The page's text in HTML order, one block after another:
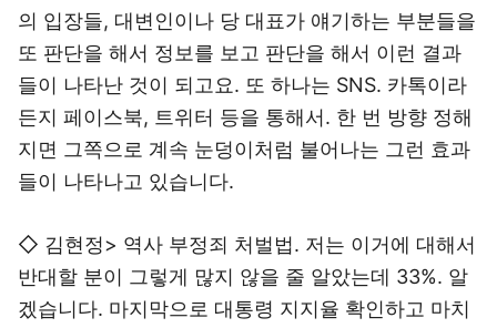
의 입장들, 대변인이나 당 대표가 얘기하는 부분들을
또 판단을 해서 정보를 보고 판단을 해서 이런 결과
들이 나타난 것이 되고요. 또 하나는 SNS. 카톡이라
든지 페이스북, 트위터 등을 통해서. 한 번 방향 정해
지면 그쪽으로 계속 눈덩이처럼 불어나는 그런 효과
들이 나타나고 있습니다.
◇ 김현정> 역사 부정죄 처벌법. 저는 이거에 대해서
반대할 분이 그렇게 많지 않을 줄 알았는데 33%. 알
겠습니다. 마지막으로 대통령 지지율 확인하고 마치